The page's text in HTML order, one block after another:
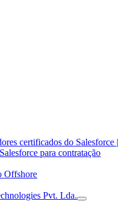
certificados do Salesforce |
para contratação
Offshore
Pvt. Lda.